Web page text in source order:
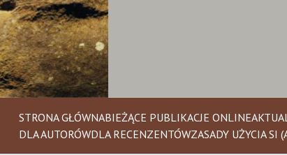
STRONA GŁÓWNABIEŻĄCE PUBLIKACJE ONLINE
DLA AUTORÓWDLA RECENZENTÓWZASADY UŻYCIA SI